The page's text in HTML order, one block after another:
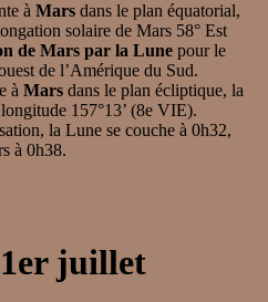
à Marsdans le plan équatorial,
solaire de Mars 58° Est
de Mars par la Lune pour le
de l’Amérique du Sud.
à Marsdans le plan écliptique, la
157°13’ (8e VIE).
la Lune se couche à 0h32,
à 0h38.
juillet